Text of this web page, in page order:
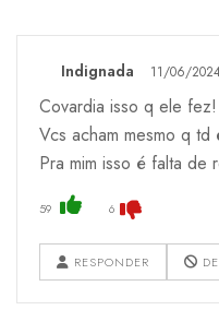
Indignada 11/06/
Covardia isso q ele
Vcs acham mesmo q
Pra mim isso é falta
59 6
RESPONDER